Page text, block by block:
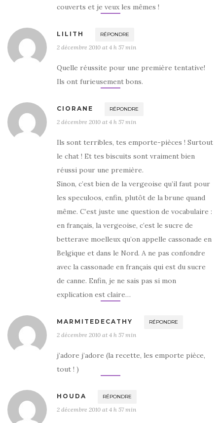
couverts et je veux les mêmes !
LILITH RÉPONDRE
2 décembre 2010 at 4 h 57 min
Quelle réussite pour une première tentative!
Ils ont furieusement bons.
CIORANE RÉPONDRE
2 décembre 2010 at 4 h 57 min
Ils sont terribles, tes emporte-pièces ! Surtout
le chat ! Et tes biscuits sont vraiment bien
réussi pour une première.
Sinon, c’est bien de la vergeoise qu’il faut pour
les speculoos, enfin, plutôt de la brune quand
même. C’est juste une question de vocabulaire :
en français, la vergeoise, c’est le sucre de
betterave moelleux qu’on appelle cassonade en
Belgique et dans le Nord. A ne pas confondre
avec la cassonade en français qui est du sucre
de canne. Enfin, je ne sais pas si mon
explication est claire…
MARMITEDECATHY RÉPONDRE
2 décembre 2010 at 4 h 57 min
j’adore j’adore (la recette, les emporte pièce,
tout ! )
HOUDA RÉPONDRE
2 décembre 2010 at 4 h 57 min